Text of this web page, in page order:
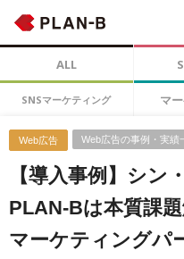
ALL
SNSマーケティング マ
Web広告 Web広告の事例・実績
【導入事例】シン
PLAN-Bは本質課
マーケティングパ